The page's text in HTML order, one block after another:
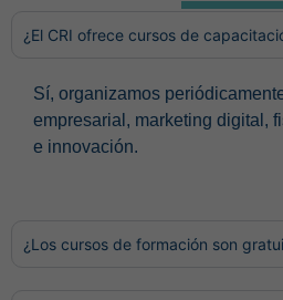
¿El CRI ofrece cursos de
Sí, organizamos
empresarial, marketing digital,
e innovación.
¿Los cursos de formación son